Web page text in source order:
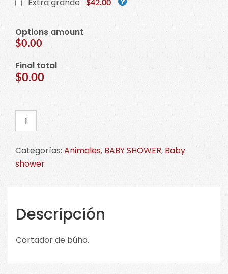
Extra grande $42.00
Options amount
$0.00
Final total
$0.00
Cortador
de
1.
Haz
la
imagen
para
tamaños.
Categorías: Animales, BABY SHOWER, Baby
shower
Descripción
Cortador de búho.